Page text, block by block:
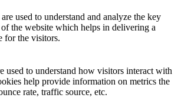
used to understand and analyze the key
the website which helps in delivering a
for the visitors.
used to understand how visitors interact with
help provide information on metrics the
rate, traffic source, etc.